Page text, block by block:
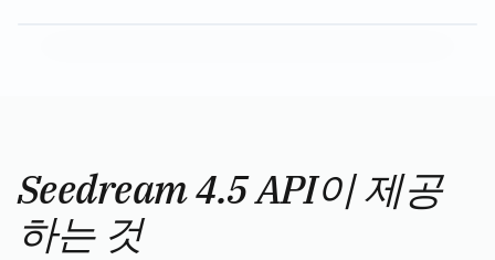
Seedream 4.5 API이 제공
하는 것